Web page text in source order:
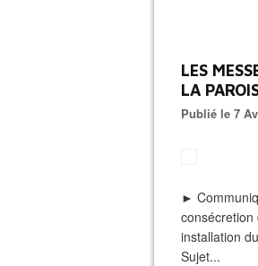
LES
LA
Publié le 7
►
consécretion
installation
Sujet...